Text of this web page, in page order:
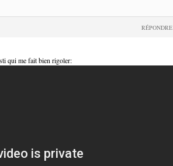
RÉPONDRE
qui me fait bien rigoler: